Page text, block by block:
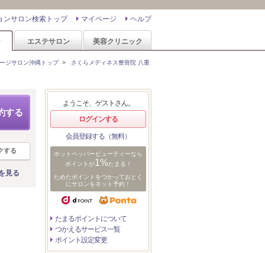
ヘルプ
マイページ
ンサロン検索トップ
エステサロン 美容クリニック
ジサロン沖縄トップ> さくらメディネス整骨院 八重
する
する
見る
ようこそ、ゲストさん。
ログインする
会員登録する（無料）
ホットペッパービューティーなら
ポイントが1%たまる！
ためたポイントをつかっておとく
にサロンをネット予約！
たまるポイントについて
つかえるサービス一覧
ポイント設定変更